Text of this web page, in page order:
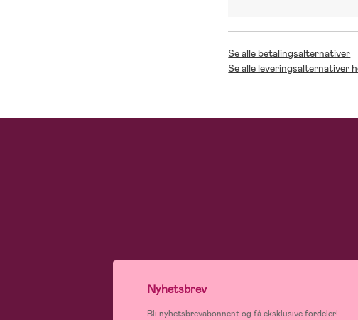
Se alle betalingsalternativer
Se alle leveringsalternativer
Nyhetsbrev
Bli nyhetsbrevabonnent og få eksklusive fordeler!